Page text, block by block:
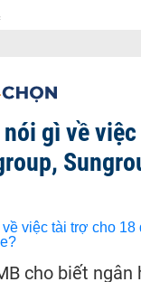
gì về
cho biết ngân